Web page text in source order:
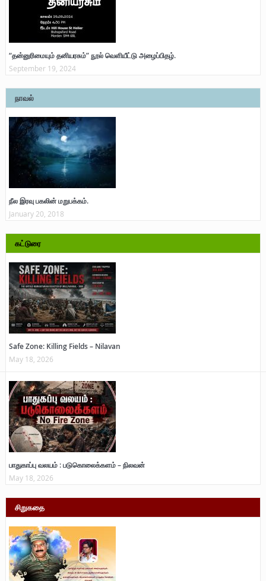
“தன்னுரிமையும் தனியரசும்” நூல் வெளியீட்டு அழைப்பிதழ்.
September 19, 2024
நாவல்
நீல இரவு பகலின் மறுபக்கம்.
January 20, 2018
கட்டுரை
Safe Zone: Killing Fields – Nilavan
May 18, 2026
பாதுகாப்பு வலயம் : படுகொலைக்களம் – நிலவன்
May 18, 2026
சிறுகதை